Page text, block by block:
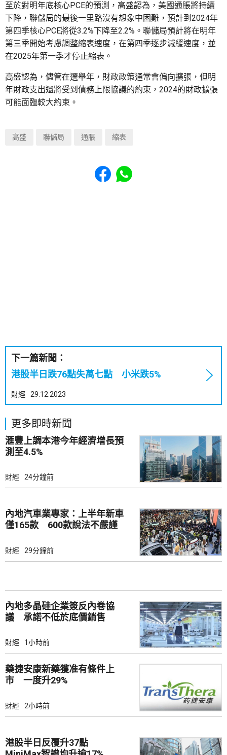
至於對明年底核心PCE的預測，高盛認為，美國通脹將持續
下降，聯儲局的最後一里路沒有想象中困難，預計到2024年
第四季核心PCE將從3.2%下降至2.2%。聯儲局預計將在明年
第三季開始考慮調整縮表速度，在第四季逐步減緩速度，並
在2025年第一季才停止縮表。
高盛認為，儘管在選舉年，財政政策通常會偏向擴張，但明
年財政支出還將受到債務上限協議的約束，2024的財政擴張
可能面臨較大約束。
高盛 聯儲局 通脹 縮表
Share to Facebook
Share to WhatsApp
下一篇新聞：
港股半日跌76點失萬七點 小米跌5%
財經 29.12.2023
更多即時新聞
滙豐上調本港今年經濟增長預
測至4.5%
財經 24分鐘前
內地汽車業專家：上半年新車
僅165款 600款說法不嚴謹
財經 29分鐘前
內地多晶硅企業簽反內卷協
議 承諾不低於底價銷售
財經 1小時前
藥捷安康新藥獲准有條件上
市 一度升29%
財經 2小時前
港股半日反覆升37點